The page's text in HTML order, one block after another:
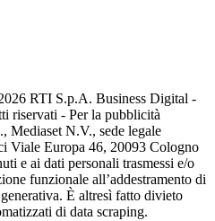
RTI S.p.A. Business Digital -
riservati - Per la pubblicità
Mediaset N.V., sede legale
Viale Europa 46, 20093 Cologno
e ai dati personali trasmessi e/o
funzionale all’addestramento di
È altresì fatto divieto
di data scraping.